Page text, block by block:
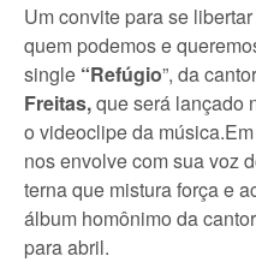
Um convite para se
quem podemos e
single “Refúgio”, da
Freitas,que será lançado
o videoclipe da
nos envolve com sua voz
terna que mistura força e
álbum homônimo da
para abril.